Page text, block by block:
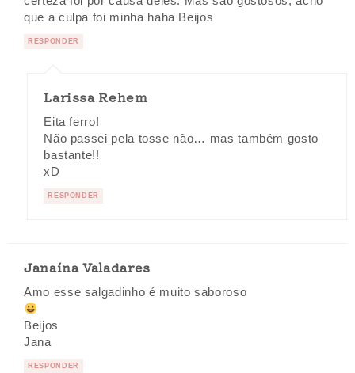
que a culpa foi minha haha Beijos
RESPONDER
Larissa Rehem
Eita ferro!
Não passei pela tosse não… mas também gosto
bastante!!
xD
RESPONDER
Janaína Valadares
Amo esse salgadinho é muito saboroso
Beijos
Jana
RESPONDER